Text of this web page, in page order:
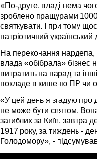
«По-друге, владі нема
зроблено пращурами
святкувати. І при тому
патріотичний
На переконання нардепа,
влада «обібрала» бізнес
витратить на парад та
покладе в кишеню ПР чи
«У цей день я згадую про
не може бути святом. Вона
загиблих за Київ, завтра
1917 року, за тиждень -
Голодомору», -